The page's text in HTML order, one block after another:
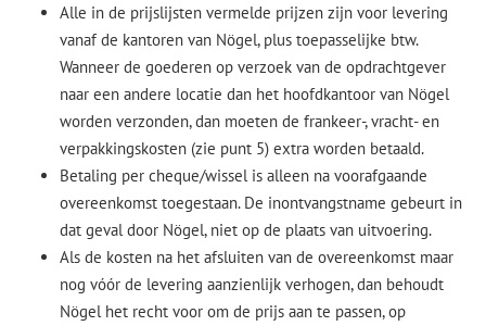
Alle in de prijslijsten vermelde prijzen zijn voor levering
vanaf de kantoren van Nögel, plus toepasselijke btw.
Wanneer de goederen op verzoek van de opdrachtgever
naar een andere locatie dan het hoofdkantoor van Nögel
worden verzonden, dan moeten de frankeer-, vracht- en
verpakkingskosten (zie punt 5) extra worden betaald.
Betaling per cheque/wissel is alleen na voorafgaande
overeenkomst toegestaan. De inontvangstname gebeurt in
dat geval door Nögel, niet op de plaats van uitvoering.
Als de kosten na het afsluiten van de overeenkomst maar
nog vóór de levering aanzienlijk verhogen, dan behoudt
Nögel het recht voor om de prijs aan te passen, op